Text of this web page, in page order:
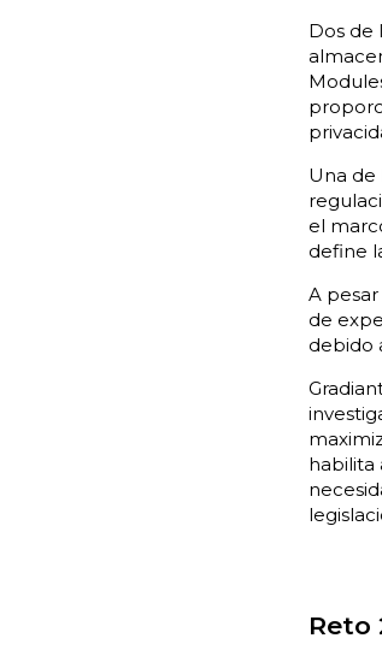
Dos de
Una de
el
define
A
de
debido
habilita
Reto